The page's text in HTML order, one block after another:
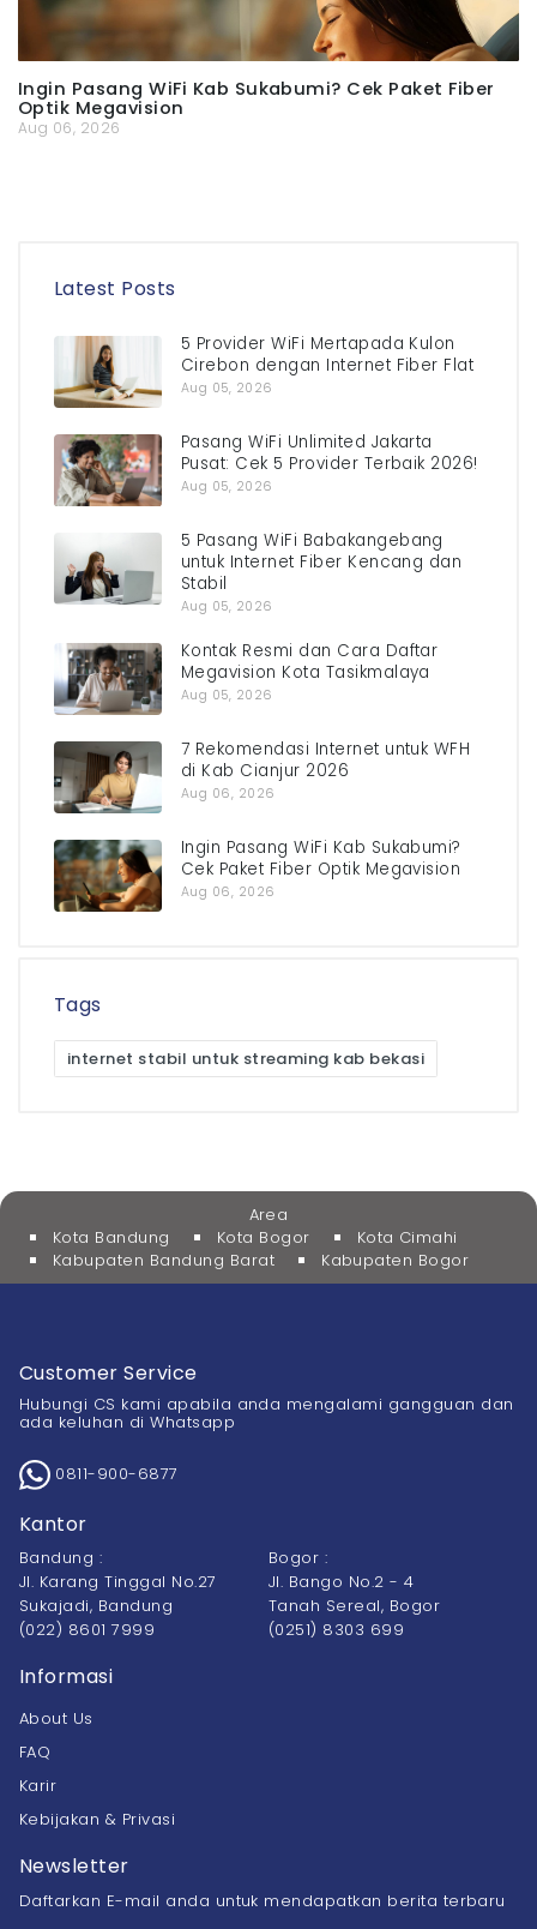
Ingin Pasang WiFi Kab Sukabumi? Cek Paket Fiber
Optik Megavision
Aug 06, 2026
Latest Posts
5 Provider WiFi Mertapada Kulon
Cirebon dengan Internet Fiber Flat
Aug 05, 2026
Pasang WiFi Unlimited Jakarta
Pusat: Cek 5 Provider Terbaik 2026!
Aug 05, 2026
5 Pasang WiFi Babakangebang
untuk Internet Fiber Kencang dan
Stabil
Aug 05, 2026
Kontak Resmi dan Cara Daftar
Megavision Kota Tasikmalaya
Aug 05, 2026
7 Rekomendasi Internet untuk WFH
di Kab Cianjur 2026
Aug 06, 2026
Ingin Pasang WiFi Kab Sukabumi?
Cek Paket Fiber Optik Megavision
Aug 06, 2026
Tags
internet stabil untuk streaming kab bekasi
Area
Kota Bandung
Kota Bogor
Kota Cimahi
Kabupaten Bandung Barat
Kabupaten Bogor
Customer Service
Hubungi CS kami apabila anda mengalami gangguan dan
ada keluhan di Whatsapp
0811-900-6877
Kantor
Bandung :
Jl. Karang Tinggal No.27
Sukajadi, Bandung
(022) 8601 7999
Bogor :
Jl. Bango No.2 - 4
Tanah Sereal, Bogor
(0251) 8303 699
Informasi
About Us
FAQ
Karir
Kebijakan & Privasi
Newsletter
Daftarkan E-mail anda untuk mendapatkan berita terbaru